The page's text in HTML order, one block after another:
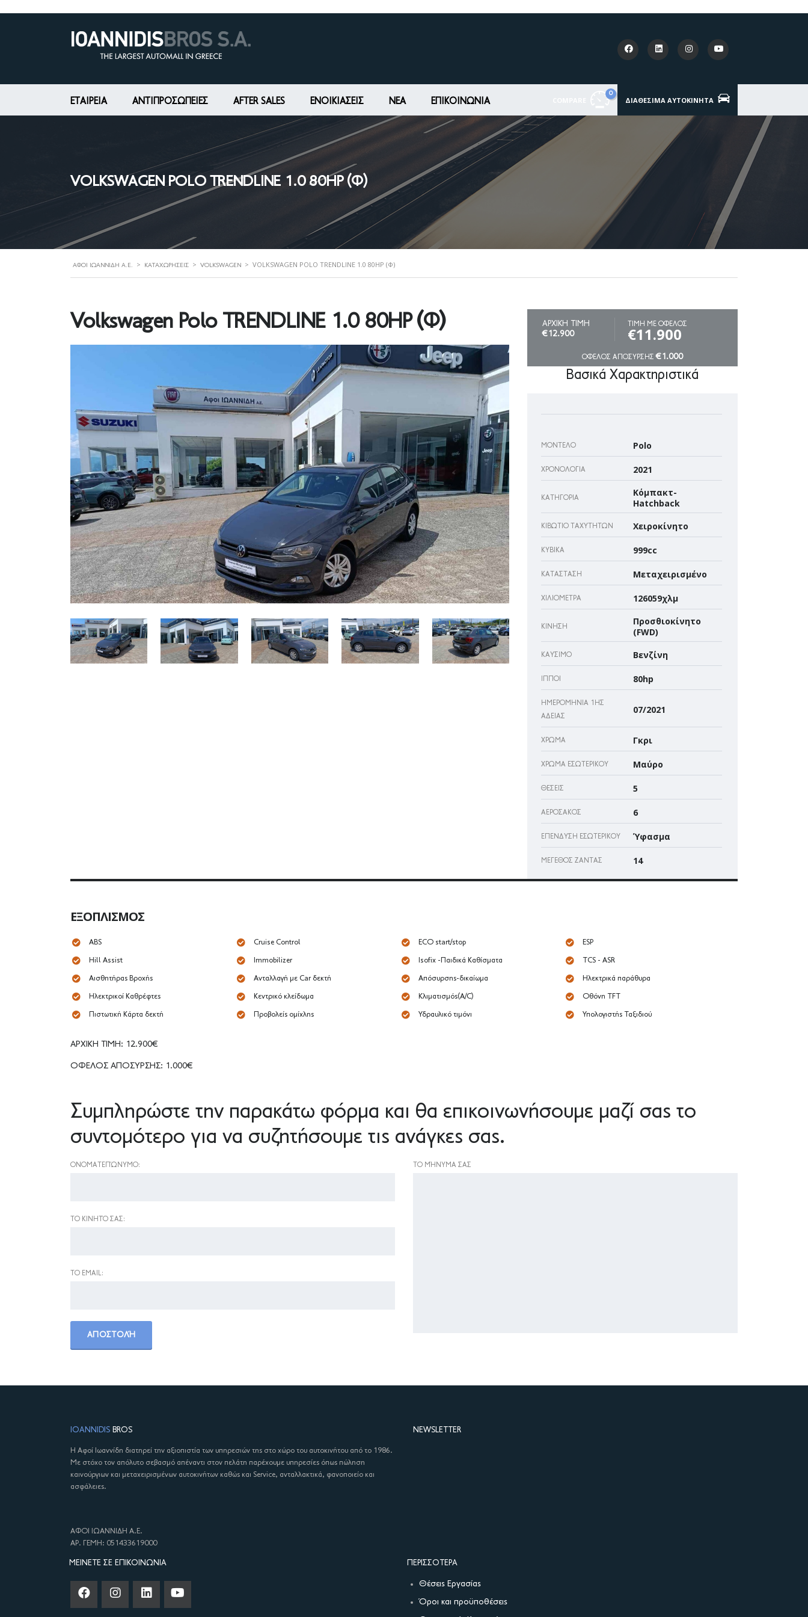
0
ΔΙΑΘΈΣΙΜΑ ΑΥΤΟΚΊΝΗΤΑ
ΕΤΑΙΡΕΊΑ ΑΝΤΙΠΡΟΣΩΠΕΙΕΣ AFTER SALES ΕΝΟΙΚΙΆΣΕΙΣ ΝΕΑ ΕΠΙΚΟΙΝΩΝΊΑ
VOLKSWAGEN POLO TRENDLINE 1.0 80HP (Φ)
ΑΦΟΊ ΙΩΑΝΝΊΔΗ Α.Ε. > ΚΑΤΑΧΩΡΉΣΕΙΣ > VOLKSWAGEN > VOLKSWAGEN POLO TRENDLINE 1.0 80HP (Φ)
Volkswagen Polo TRENDLINE 1.0 80HP (Φ)
ΑΡΧΙΚΗ ΤΙΜΗ
€12.900
ΤΙΜΗ ΜΕ ΟΦΕΛΟΣ
€11.900
ΟΦΕΛΟΣ ΑΠΟΣΥΡΣΗΣ€1.000
Βασικά Χαρακτηριστικά
ΜΟΝΤΈΛΟ Polo
ΧΡΟΝΟΛΟΓΊΑ 2021
ΚΑΤΗΓΟΡΊΑ
Κόμπακτ-
Hatchback
ΚΙΒΏΤΙΟ ΤΑΧΥΤΉΤΩΝ Χειροκίνητο
ΚΥΒΙΚΆ 999cc
ΚΑΤΆΣΤΑΣΗ Μεταχειρισμένο
ΧΙΛΙΌΜΕΤΡΑ 126059χλμ
ΚΊΝΗΣΗ
Προσθιοκίνητο
(FWD)
ΚΑΎΣΙΜΟ Βενζίνη
ΊΠΠΟΙ 80hp
ΗΜΕΡΟΜΗΝΊΑ 1ΗΣ
ΆΔΕΙΑΣ
07/2021
ΧΡΏΜΑ Γκρι
ΧΡΏΜΑ ΕΣΩΤΕΡΙΚΟΎ Μαύρο
ΘΈΣΕΙΣ 5
ΑΕΡΌΣΑΚΌΣ 6
ΕΠΈΝΔΥΣΗ ΕΣΩΤΕΡΙΚΟΎ Ύφασμα
ΜΈΓΕΘΟΣ ΖΆΝΤΑΣ 14
ΕΞΟΠΛΙΣΜΌΣ
ABS Cruise Control ECO start/stop ESP
Hill Assist Immobilizer Isofix -Παιδικά Καθίσματα TCS - ASR
Αισθητήρας Βροχής Ανταλλαγή με Car δεκτή Απόσυρσης-δικαίωμα Ηλεκτρικά παράθυρα
Ηλεκτρικοί Καθρέφτες Κεντρικό κλείδωμα Κλιματισμός(A/C) Οθόνη TFT
Πιστωτική Κάρτα δεκτή Προβολείς ομίχλης Υδραυλικό τιμόνι Υπολογιστής Ταξιδιού
ΑΡΧΙΚΗ ΤΙΜΗ: 12.900€
ΟΦΕΛΟΣ ΑΠΟΣΥΡΣΗΣ: 1.000€
Συμπληρώστε την παρακάτω φόρμα και θα επικοινωνήσουμε μαζί σας το
συντομότερο για να συζητήσουμε τις ανάγκες σας.
ΟΝΟΜΑΤΕΠΏΝΥΜΟ:
ΤΟ ΚΙΝΗΤΌ ΣΑΣ:
ΤΟ EMAIL:
ΤΟ ΜΉΝΥΜΑ ΣΑΣ
IOANNIDIS BROS
Η Αφοί Ιωαννίδη διατηρεί την αξιοπιστία των υπηρεσιών της στο χώρο του αυτοκινήτου από το 1986.
Με στόχο τον απόλυτο σεβασμό απέναντι στον πελάτη παρέχουμε υπηρεσίες όπως πώληση
καινούργιων και μεταχειρισμένων αυτοκινήτων καθώς και Service, ανταλλακτικά, φανοποιείο και
ασφάλειες.
ΑΦΟΙ ΙΩΑΝΝΙΔΗ Α.Ε.
ΑΡ. ΓΕΜΗ: 051433619000
NEWSLETTER
ΜΕΊΝΕΤΕ ΣΕ ΕΠΙΚΟΙΝΩΝΊΑ ΠΕΡΙΣΣΌΤΕΡΑ
Θέσεις Εργασίας
Όροι και προϋποθέσεις